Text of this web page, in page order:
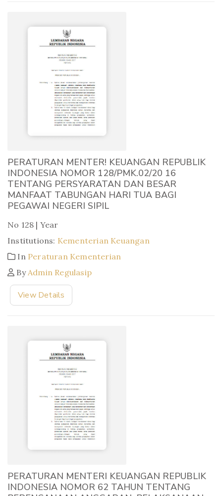
PERATURAN MENTER! KEUANGAN REPUBLIK
INDONESIA NOMOR 128/PMK.02/20 16
TENTANG PERSYARATAN DAN BESAR
MANFAAT TABUNGAN HARI TUA BAGI
PEGAWAI NEGERI SIPIL
No 128 | Year
Institutions: Kementerian Keuangan
In Peraturan Kementerian
ByAdmin Regulasip
View Details
PERATURAN MENTERI KEUANGAN REPUBLIK
INDONESIA NOMOR 62 TAHUN TENTANG